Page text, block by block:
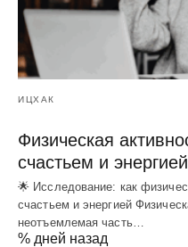
ИЦХАК
Физическая
счастьем и энергией
🌟 Исследование: как
счастьем и энергией
неотъемлемая часть…
% дней назад